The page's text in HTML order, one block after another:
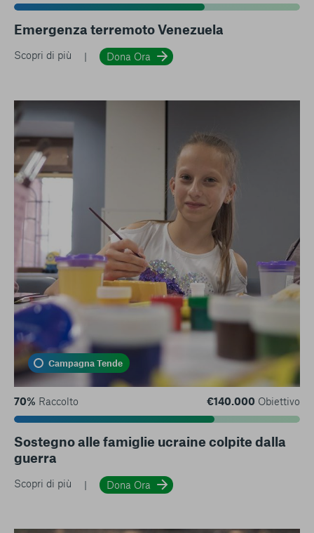
Emergenza terremoto Venezuela
Scopri di più Dona Ora
Campagna Tende
70% Raccolto €140.000 Obiettivo
Sostegno alle famiglie ucraine colpite dalla
guerra
Scopri di più Dona Ora